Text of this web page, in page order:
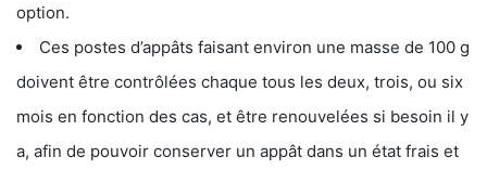
option.
Ces postes d’appâts faisant environ une masse de 100 g
doivent être contrôlées chaque tous les deux, trois, ou six
mois en fonction des cas, et être renouvelées si besoin il y
a, afin de pouvoir conserver un appât dans un état frais et